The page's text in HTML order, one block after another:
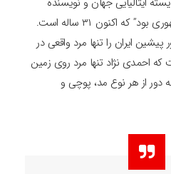
کتاب “یک روزی یک رییس جمهوری بود” که اکنون ۳۱ ساله است.
ایران را تنها مرد واقعی در
احمدی نژاد تنها مرد روی زمین
دور از هر نوع مد، پوچی و